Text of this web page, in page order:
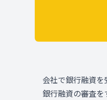
会社で銀行融資を
銀行融資の審査を